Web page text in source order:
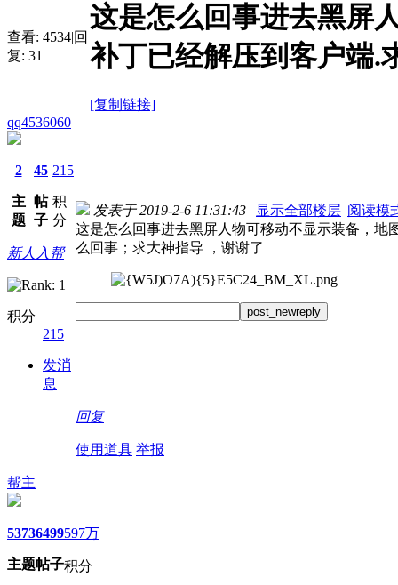
查看: 4534|回
复: 31
这是怎么回事进去黑屏
补丁已经解压到客户端.
[复制链接]
qq4536060
2
主
题
45
帖
子
215
积
分
新人入帮
积分
215
发消
息
发表于 2019-2-6 11:31:43 | 显示全部楼层 |阅读模
这是怎么回事进去黑屏人物可移动不显示装备，
么回事；求大神指导 ，谢谢了
post_newreply
回复
使用道具 举报
帮主
5373
主题
6499
帖子
597万
积分